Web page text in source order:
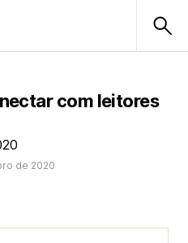
com leitores
de 2020